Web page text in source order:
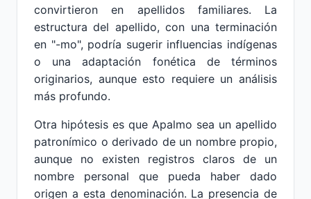
convirtieron en apellidos familiares. La
estructura del apellido, con una terminación
en "-mo", podría sugerir influencias indígenas
o una adaptación fonética de términos
originarios, aunque esto requiere un análisis
más profundo.
Otra hipótesis es que Apalmo sea un apellido
patronímico o derivado de un nombre propio,
aunque no existen registros claros de un
nombre personal que pueda haber dado
origen a esta denominación. La presencia de